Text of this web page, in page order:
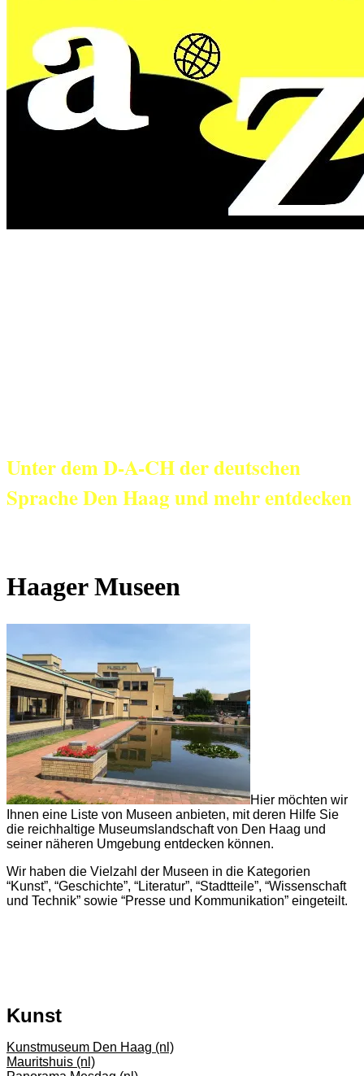
Unter dem D-A-CH der deutschen
Sprache Den Haag und mehr entdecken
Haager Museen
Hier möchten wir
Ihnen eine Liste von Museen anbieten, mit deren Hilfe Sie
die reichhaltige Museumslandschaft von Den Haag und
seiner näheren Umgebung entdecken können.
Wir haben die Vielzahl der Museen in die Kategorien
“Kunst”, “Geschichte”, “Literatur”, “Stadtteile”, “Wissenschaft
und Technik” sowie “Presse und Kommunikation” eingeteilt.
Kunst
Kunstmuseum Den Haag (nl)
Mauritshuis (nl)